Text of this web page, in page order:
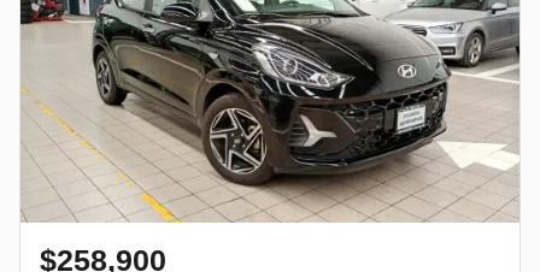
$258,900